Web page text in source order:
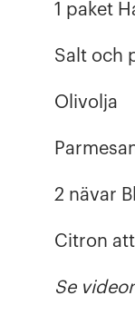
1 paket
Salt och
Olivolja
2 nävar
Citron
Se